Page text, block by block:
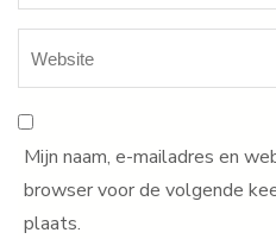
Mijn naam, e-mailadres en
browser voor de volgende
plaats.